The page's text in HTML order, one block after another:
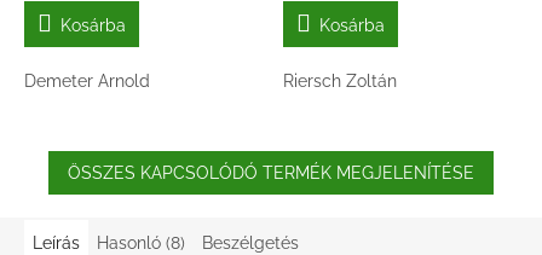
Kosárba
Demeter Arnold
Kosárba
Riersch Zoltán
ÖSSZES KAPCSOLÓDÓ TERMÉK MEGJELENÍTÉSE
Leírás Hasonló (8) Beszélgetés